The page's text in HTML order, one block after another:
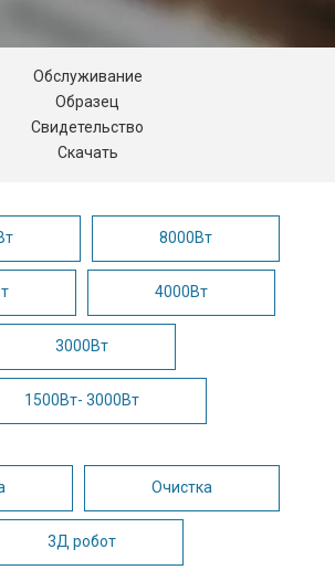
Обслуживание
Образец
Свидетельство
Скачать
8000Вт
4000Вт
3000Вт
1500Вт- 3000Вт
Очистка
3Д робот